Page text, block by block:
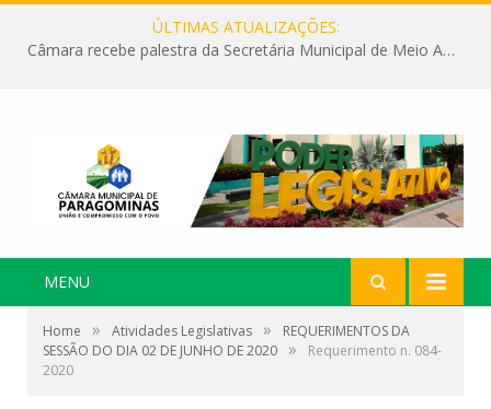
ÚLTIMAS ATUALIZAÇÕES:
Câmara recebe palestra da Secretária Municipal de Meio Ambiente sobre as ações da “SEMANA DO MEIO AMBIENTE”
MENU
Home » Atividades Legislativas »
REQUERIMENTOS DA
SESSÃO DO DIA 02 DE JUNHO DE 2020 »
Requerimento n. 084-
2020